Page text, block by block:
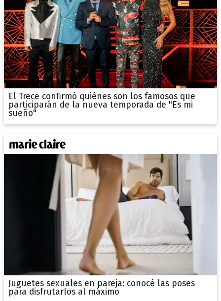
El Trece confirmó quiénes son los famosos que
participarán de la nueva temporada de "Es mi
sueño"
Juguetes sexuales en pareja: conocé las poses
para disfrutarlos al máximo